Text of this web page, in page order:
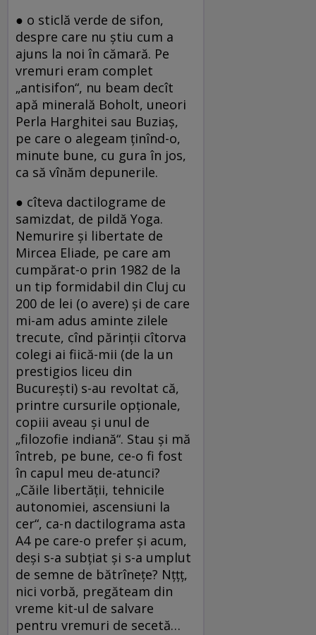
● o sticlă verde de sifon,
despre care nu ştiu cum a
ajuns la noi în cămară. Pe
vremuri eram complet
„antisifon“, nu beam decît
apă minerală Boholt, uneori
Perla Harghitei sau Buziaş,
pe care o alegeam ţinînd-o,
minute bune, cu gura în jos,
ca să vînăm depunerile.
● cîteva dactilograme de
samizdat, de pildă Yoga.
Nemurire şi libertate de
Mircea Eliade, pe care am
cumpărat-o prin 1982 de la
un tip formidabil din Cluj cu
200 de lei (o avere) şi de care
mi-am adus aminte zilele
trecute, cînd părinţii cîtorva
colegi ai fiică-mii (de la un
prestigios liceu din
Bucureşti) s-au revoltat că,
printre cursurile opţionale,
copiii aveau şi unul de
„filozofie indiană“. Stau şi mă
întreb, pe bune, ce-o fi fost
în capul meu de-atunci?
„Căile libertăţii, tehnicile
autonomiei, ascensiuni la
cer“, ca-n dactilograma asta
A4 pe care-o prefer şi acum,
deşi s-a subţiat şi s-a umplut
de semne de bătrîneţe? Nţţţ,
nici vorbă, pregăteam din
vreme kit-ul de salvare
pentru vremuri de secetă…